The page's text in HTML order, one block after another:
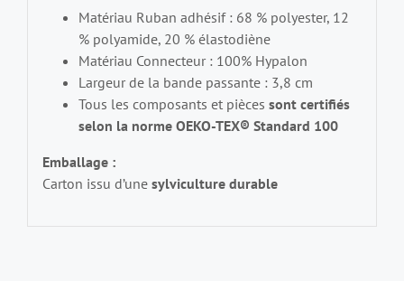
Matériau Ruban adhésif : 68 % polyester, 12
% polyamide, 20 % élastodiène
Matériau Connecteur : 100% Hypalon
Largeur de la bande passante : 3,8 cm
Tous les composants et pièces sont certifiés
selon la norme OEKO-TEX® Standard 100
Emballage :
Carton issu d’unesylviculture durable